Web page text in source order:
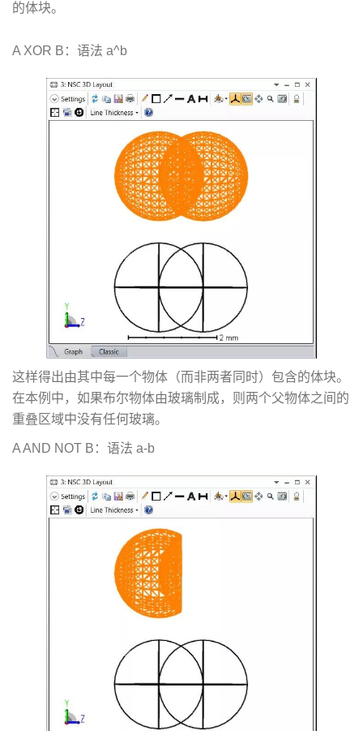
的体块。
A XOR B：语法 a^b
这样得出由其中每一个物体（而非两者同时）包含的体块。
在本例中，如果布尔物体由玻璃制成，则两个父物体之间的
重叠区域中没有任何玻璃。
A AND NOT B：语法 a-b